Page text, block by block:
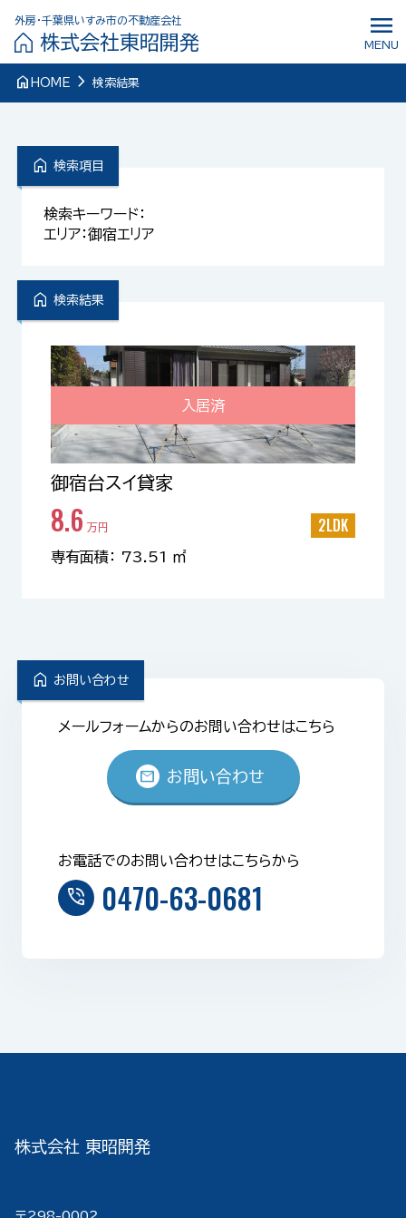
外房・千葉県いすみ市の不動産会社
株式会社東昭開発 menu
MENU
home HOME navigate_next 検索結果
home 検索項目
検索キーワード：
エリア：御宿エリア
home 検索結果
入居済
御宿台スイ貸家
8.6 万円 2LDK
専有面積： 73.51 ㎡
home お問い合わせ
メールフォームからのお問い合わせはこちら
mail お問い合わせ
お電話でのお問い合わせはこちらから
phone_in_talk 0470-63-0681
株式会社 東昭開発